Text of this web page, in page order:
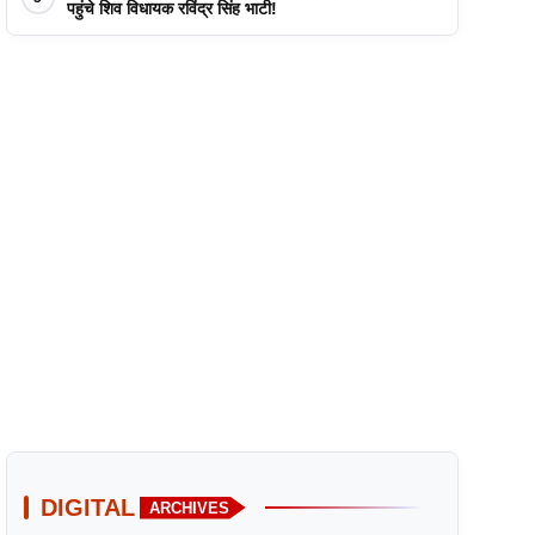
पहुंचे शिव विधायक रविंद्र सिंह भाटी!
DIGITAL ARCHIVES